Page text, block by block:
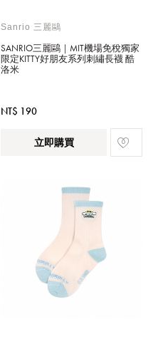
Sanrio 三麗鷗
SANRIO三麗鷗｜MIT機場免稅獨家
限定KITTY好朋友系列刺繡長襪 酷
洛米
NT$ 190
立即購買